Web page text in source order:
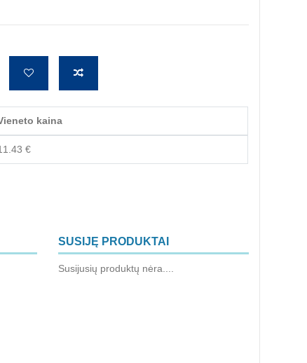
kaina
€
SUSIJĘ PRODUKTAI
Susijusių produktų nėra....